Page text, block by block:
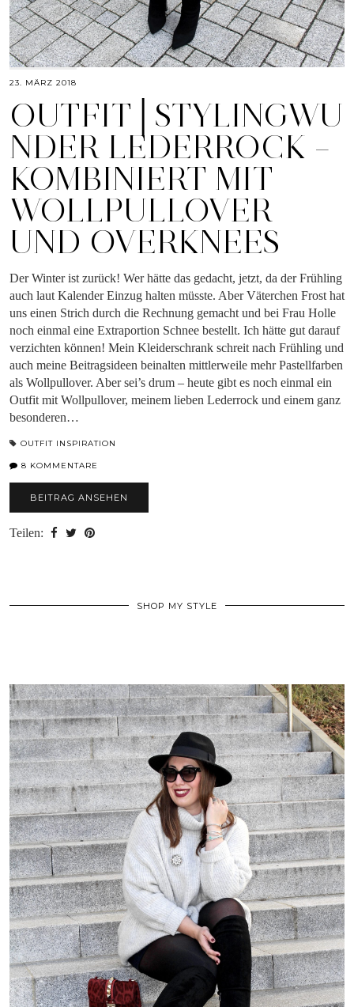
23. MÄRZ 2018
OUTFIT│STYLINGWU
NDER LEDERROCK –
KOMBINIERT MIT
WOLLPULLOVER
UND OVERKNEES
Der Winter ist zurück! Wer hätte das gedacht, jetzt, da der Frühling
auch laut Kalender Einzug halten müsste. Aber Väterchen Frost hat
uns einen Strich durch die Rechnung gemacht und bei Frau Holle
noch einmal eine Extraportion Schnee bestellt. Ich hätte gut darauf
verzichten können! Mein Kleiderschrank schreit nach Frühling und
auch meine Beitragsideen beinalten mittlerweile mehr Pastellfarben
als Wollpullover. Aber sei’s drum – heute gibt es noch einmal ein
Outfit mit Wollpullover, meinem lieben Lederrock und einem ganz
besonderen…
OUTFIT INSPIRATION
8 KOMMENTARE
BEITRAG ANSEHEN
Teilen:
SHOP MY STYLE